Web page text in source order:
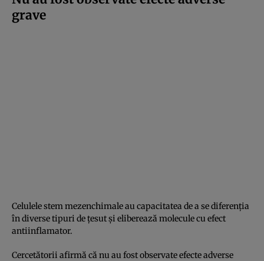
grave
Celulele stem mezenchimale au capacitatea de a se diferenția
în diverse tipuri de țesut și eliberează molecule cu efect
antiinflamator.
Cercetătorii afirmă că nu au fost observate efecte adverse